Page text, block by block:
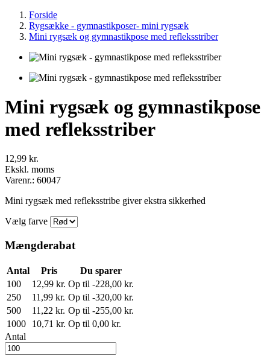
Forside
Rygsække - gymnastikposer- mini rygsæk
Mini rygsæk og gymnastikpose med refleksstriber
Mini rygsæk og gymnastikpose
med refleksstriber
12,99 kr.
Ekskl. moms
Varenr.: 60047
Mini rygsæk med refleksstribe giver ekstra sikkerhed
Vælg farve
Mængderabat
Antal Pris
Du sparer
100
12,99 kr. Op til -228,00 kr.
250
11,99 kr. Op til -320,00 kr.
500
11,22 kr. Op til -255,00 kr.
1000
10,71 kr. Op til 0,00 kr.
Antal